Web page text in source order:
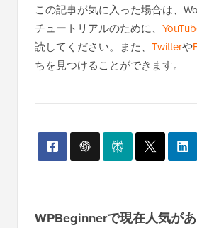
この記事が気に入った場合は、
チュートリアルのために、
読してください。また、 Twitterや
ちを見つけることができます。
WPBeginnerで現在人気が